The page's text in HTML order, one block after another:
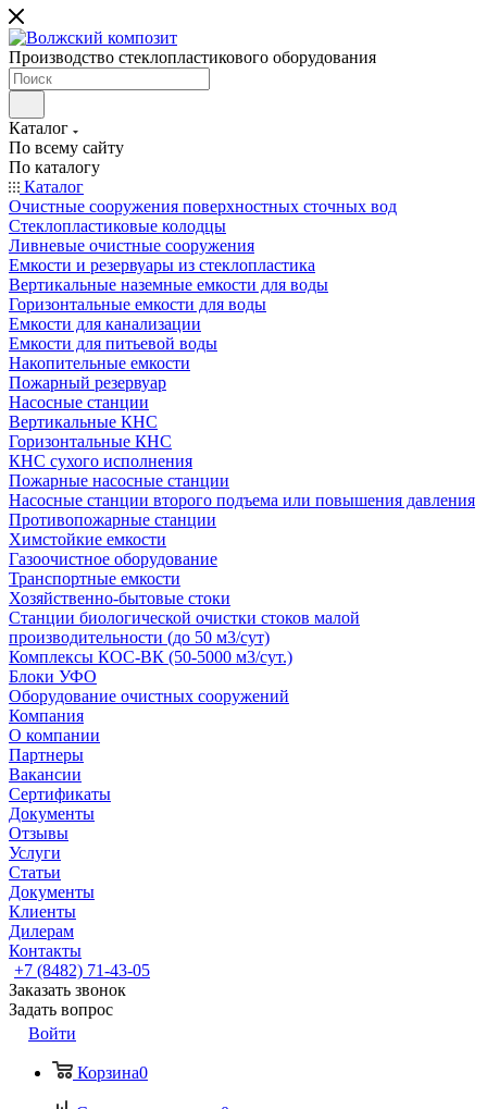
Производство стеклопластикового оборудования
Каталог
По всему сайту
По каталогу
Каталог
Очистные сооружения поверхностных сточных вод
Стеклопластиковые колодцы
Ливневые очистные сооружения
Емкости и резервуары из стеклопластика
Вертикальные наземные емкости для воды
Горизонтальные емкости для воды
Емкости для канализации
Емкости для питьевой воды
Накопительные емкости
Пожарный резервуар
Насосные станции
Вертикальные КНС
Горизонтальные КНС
КНС сухого исполнения
Пожарные насосные станции
Насосные cтанции второго подъема или повышения давления
Противопожарные станции
Химстойкие емкости
Газоочистное оборудование
Транспортные емкости
Хозяйственно-бытовые стоки
Станции биологической очистки стоков малой
производительности (до 50 м3/сут)
Комплексы КОС-ВК (50-5000 м3/сут.)
Блоки УФО
Оборудование очистных сооружений
Компания
О компании
Партнеры
Вакансии
Сертификаты
Документы
Отзывы
Услуги
Статьи
Документы
Клиенты
Дилерам
Контакты
+7 (8482) 71-43-05
Заказать звонок
Задать вопрос
Войти
Корзина0